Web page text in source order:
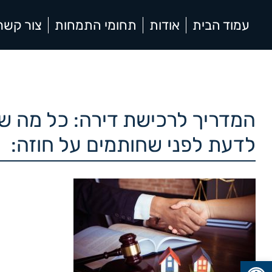
פתח סרגל נגישות
עמוד הבית אודות תחומי התמחות צור
המדריך לרכישת דירה: כל מה
לדעת לפני שחותמים על חוזה: